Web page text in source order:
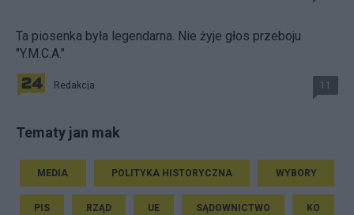
Ta piosenka była legendarna. Nie żyje głos przeboju
"Y.M.C.A."
Redakcja 11
Tematy jan mak
MEDIA POLITYKA HISTORYCZNA WYBORY
PIS RZĄD UE SĄDOWNICTWO KO